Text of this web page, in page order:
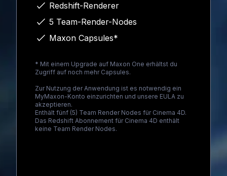
Redshift-Renderer
5 Team-Render-Nodes
Maxon Capsules*
* Mit einem Upgrade auf Maxon One erhältst du
Zugriff auf noch mehr Capsules.
Zur Nutzung der Anwendung ist es notwendig ein
MyMaxon-Konto einzurichten und unsere EULA zu
akzeptieren.
Enthält fünf (5) Team Render Nodes für Cinema 4D.
Das Redshift Abonnement für Cinema 4D enthält
keine Team Render Nodes.